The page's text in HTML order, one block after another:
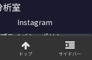
析室
Instagram
プライバシーポリシー
AI分析室.
トップ サイドバー